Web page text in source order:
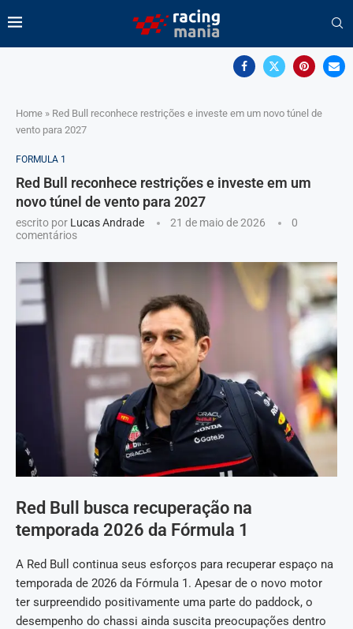
Home » Red Bull reconhece restrições e investe em um novo túnel de
vento para 2027
FORMULA 1
Red Bull reconhece restrições e investe em um
novo túnel de vento para 2027
escrito por Lucas Andrade 21 de maio de 2026
0
comentários
Red Bull busca recuperação na
temporada 2026 da Fórmula 1
A Red Bull continua seus esforços para recuperar espaço na
temporada de 2026 da Fórmula 1. Apesar de o novo motor
ter surpreendido positivamente uma parte do paddock, o
desempenho do chassi ainda suscita preocupações dentro